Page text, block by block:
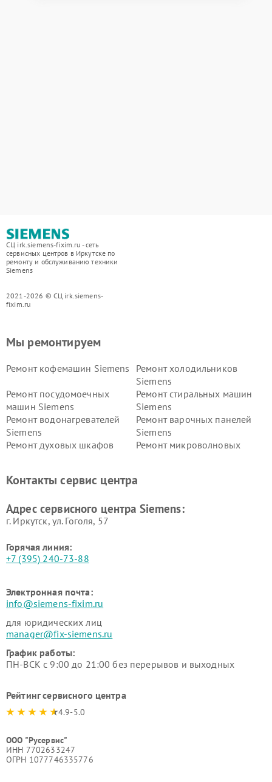
СЦ irk.siemens-fixim.ru - сеть
сервисных центров в Иркутске по
ремонту и обслуживанию техники
Siemens
2021-2026 © СЦ irk.siemens-
fixim.ru
Мы ремонтируем
Ремонт кофемашин Siemens
Ремонт холодильников
Siemens
Ремонт посудомоечных
машин Siemens
Ремонт стиральных машин
Siemens
Ремонт водонагревателей
Siemens
Ремонт варочных панелей
Siemens
Ремонт духовых шкафов
Ремонт микроволновых
Siemens
Siemens
Siemens
Siemens
Контакты сервис центра
Адрес сервисного центра Siemens:
г. Иркутск, ул. ​Гоголя, 57
Горячая линия:
+7 (395) 240-73-88
Электронная почта:
info@siemens-fixim.ru
для юридических лиц
manager@fix-siemens.ru
График работы:
ПН-ВСК с 9:00 до 21:00 без перерывов и выходных
Рейтинг сервисного центра
4.9-5.0
ООО "Русервис"
ИНН 7702633247
ОГРН 1077746335776